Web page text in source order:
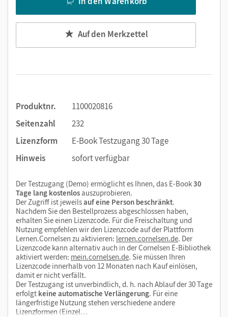
Auf den Merkzettel
Produktnr.
1100020816
Seitenzahl
232
Lizenzform
E-Book Testzugang 30 Tage
Hinweis
sofort verfügbar
Der Testzugang (Demo) ermöglicht es Ihnen, das E-Book30
Tage lang kostenlosauszuprobieren.
Der Zugriff ist jeweilsauf eine Person beschränkt.
Nachdem Sie den Bestellprozess abgeschlossen haben,
erhalten Sie einen Lizenzcode. Für die Freischaltung und
Nutzung empfehlen wir den Lizenzcode auf der Plattform
Lernen.Cornelsen zu aktivieren: lernen.cornelsen.de. Der
Lizenzcode kann alternativ auch in der Cornelsen E-Bibliothek
aktiviert werden: mein.cornelsen.de. Sie müssen Ihren
Lizenzcode innerhalb von 12 Monaten nach Kauf einlösen,
damit er nicht verfällt.
Der Testzugang ist unverbindlich, d. h. nach Ablauf der 30 Tage
erfolgt keine automatische Verlängerung. Für eine
längerfristige Nutzung stehen verschiedene andere
Lizenzformen (Einzel…